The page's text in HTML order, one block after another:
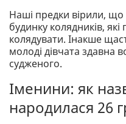
Наші предки вірили,
будинку колядників,
колядувати. Інакше
молоді дівчата
судженого.
Іменини: як
народилася 26